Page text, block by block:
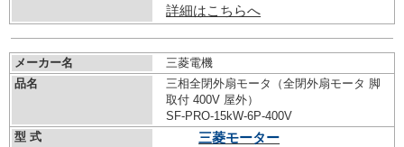
詳細はこちらへ
メーカー名
三菱電機
品名
三相全閉外扇モータ（全閉外扇モータ 脚
取付 400V 屋外）
SF-PRO-15kW-6P-400V
型 式
三菱モーター